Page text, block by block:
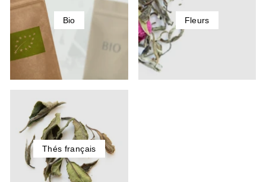
Bio Fleurs
Thés français